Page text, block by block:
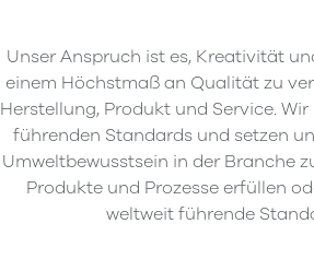
Unser Anspruch ist es, Kreativität
einem Höchstmaß an Qualität zu
Herstellung, Produkt und Service.
führenden Standards und setzen
Umweltbewusstsein in der Branche
Produkte und Prozesse erfüllen
weltweit führende